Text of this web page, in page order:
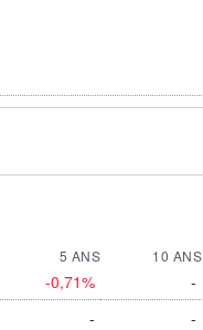
5 ANS
10 ANS
-0,71% -
- -